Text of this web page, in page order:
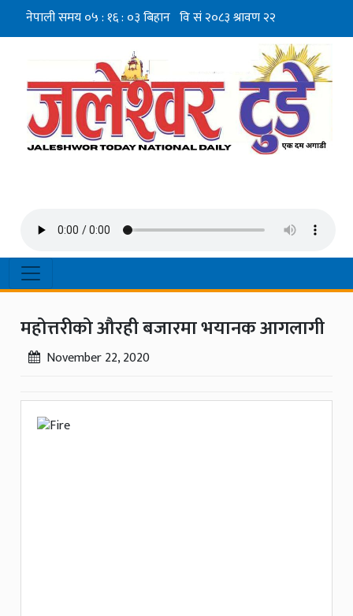
महोत्तरीको औरही बजारमा भयानक आगलागी
November 22, 2020